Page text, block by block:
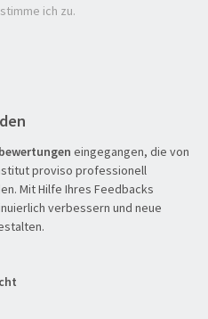
stimme ich zu.
eingegangen, die von
proviso professionell
Mit Hilfe Ihres Feedbacks
verbessern und neue